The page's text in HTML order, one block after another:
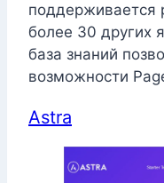
поддерживается
более 30 других
база знаний
возможности
Astra